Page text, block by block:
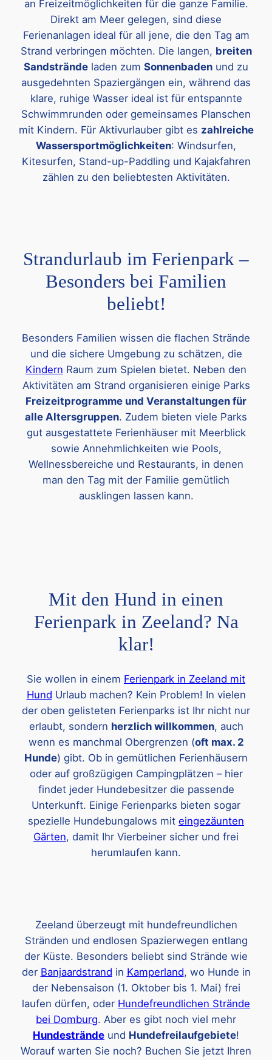
an Freizeitmöglichkeiten für die ganze Familie.
Direkt am Meer gelegen, sind diese
Ferienanlagen ideal für all jene, die den Tag am
Strand verbringen möchten. Die langen, breiten
Sandstrände laden zum Sonnenbaden und zu
ausgedehnten Spaziergängen ein, während das
klare, ruhige Wasser ideal ist für entspannte
Schwimmrunden oder gemeinsames Planschen
mit Kindern. Für Aktivurlauber gibt es zahlreiche
Wassersportmöglichkeiten: Windsurfen,
Kitesurfen, Stand-up-Paddling und Kajakfahren
zählen zu den beliebtesten Aktivitäten.
Strandurlaub im Ferienpark –
Besonders bei Familien
beliebt!
Besonders Familien wissen die flachen Strände
und die sichere Umgebung zu schätzen, die
Kindern Raum zum Spielen bietet. Neben den
Aktivitäten am Strand organisieren einige Parks
Freizeitprogramme und Veranstaltungen für
alle Altersgruppen. Zudem bieten viele Parks
gut ausgestattete Ferienhäuser mit Meerblick
sowie Annehmlichkeiten wie Pools,
Wellnessbereiche und Restaurants, in denen
man den Tag mit der Familie gemütlich
ausklingen lassen kann.
Mit den Hund in einen
Ferienpark in Zeeland? Na
klar!
Sie wollen in einem Ferienpark in Zeeland mit
Hund Urlaub machen? Kein Problem! In vielen
der oben gelisteten Ferienparks ist Ihr nicht nur
erlaubt, sondern herzlich willkommen, auch
wenn es manchmal Obergrenzen (oft max. 2
Hunde) gibt. Ob in gemütlichen Ferienhäusern
oder auf großzügigen Campingplätzen – hier
findet jeder Hundebesitzer die passende
Unterkunft. Einige Ferienparks bieten sogar
spezielle Hundebungalows mit eingezäunten
Gärten, damit Ihr Vierbeiner sicher und frei
herumlaufen kann.
Zeeland überzeugt mit hundefreundlichen
Stränden und endlosen Spazierwegen entlang
der Küste. Besonders beliebt sind Strände wie
der Banjaardstrand in Kamperland, wo Hunde in
der Nebensaison (1. Oktober bis 1. Mai) frei
laufen dürfen, oder Hundefreundlichen Strände
bei Domburg. Aber es gibt noch viel mehr
Hundestrände und Hundefreilaufgebiete!
Worauf warten Sie noch? Buchen Sie jetzt Ihren